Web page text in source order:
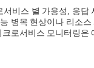
서비스 별 가용성 응답
병목 현상이나 리소
크로서비스 모니터링은